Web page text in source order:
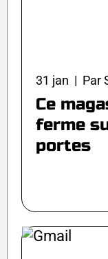
31 jan | Par
Ce
ferme
portes